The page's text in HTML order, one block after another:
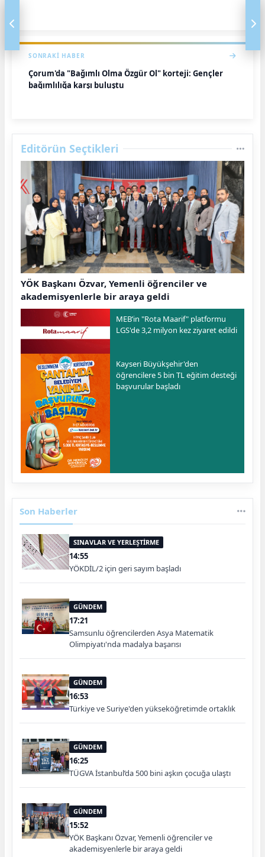
SONRAKI HABER
Çorum'da "Bağımlı Olma Özgür Ol" korteji: Gençler
bağımlılığa karşı buluştu
Editörün Seçtikleri
YÖK Başkanı Özvar, Yemenli öğrenciler ve
akademisyenlerle bir araya geldi
MEB’in "Rota Maarif" platformu
LGS'de 3,2 milyon kez ziyaret edildi
Kayseri Büyükşehir'den
öğrencilere 5 bin TL eğitim desteği
başvurular başladı
Son Haberler
SINAVLAR VE YERLEŞTİRME
14:55
YÖKDİL/2 için geri sayım başladı
GÜNDEM
17:21
Samsunlu öğrencilerden Asya Matematik
Olimpiyatı'nda madalya başarısı
GÜNDEM
16:53
Türkiye ve Suriye'den yükseköğretimde ortaklık
GÜNDEM
16:25
TÜGVA İstanbul’da 500 bini aşkın çocuğa ulaştı
GÜNDEM
15:52
YÖK Başkanı Özvar, Yemenli öğrenciler ve
akademisyenlerle bir araya geldi